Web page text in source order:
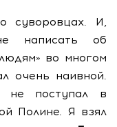
суворовцах. И,
написать об
во многом
очень наивной.
поступал в
Полине. Я взял